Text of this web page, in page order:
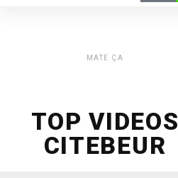
MATE ÇA
TOP VIDEOS
CITEBEUR